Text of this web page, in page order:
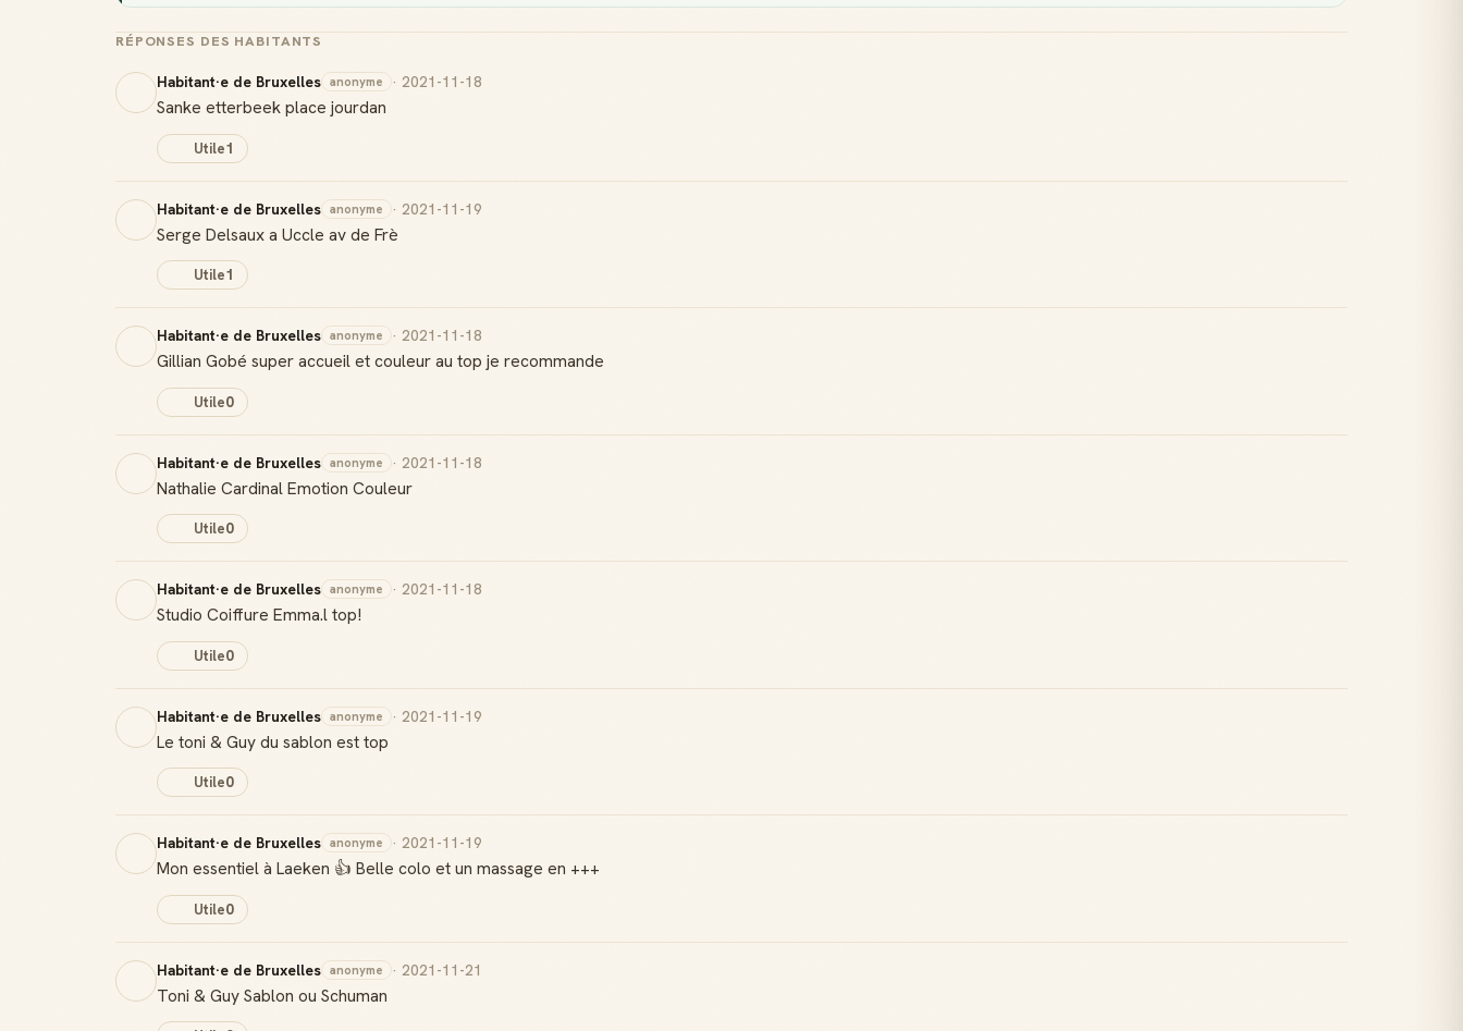
RÉPONSES DES HABITANTS
Habitant·e de Bruxelles anonyme · 2021-11-18
Sanke etterbeek place jourdan
Utile1
Habitant·e de Bruxelles anonyme · 2021-11-19
Serge Delsaux a Uccle av de Frè
Utile1
Habitant·e de Bruxelles anonyme · 2021-11-18
Gillian Gobé super accueil et couleur au top je recommande
Utile0
Habitant·e de Bruxelles anonyme · 2021-11-18
Nathalie Cardinal Emotion Couleur
Utile0
Habitant·e de Bruxelles anonyme · 2021-11-18
Studio Coiffure Emma.l top!
Utile0
Habitant·e de Bruxelles anonyme · 2021-11-19
Le toni & Guy du sablon est top
Utile0
Habitant·e de Bruxelles anonyme · 2021-11-19
Mon essentiel à Laeken 👍 Belle colo et un massage en +++
Utile0
Habitant·e de Bruxelles anonyme · 2021-11-21
Toni & Guy Sablon ou Schuman
locale